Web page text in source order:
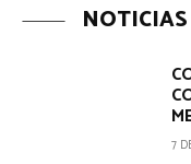
NOTICIAS
7